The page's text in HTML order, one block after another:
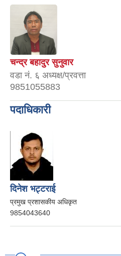
चन्द्र बहादुर सुनुवार
वडा नं. ६ अध्यक्ष/प्रवत्ता
9851055883
पदाधिकारी
दिनेश भट्टराई
प्रमुख प्रशासकीय अधिकृत
9854043640